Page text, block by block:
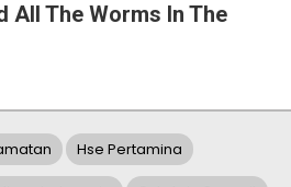
All The Worms In The
Hse Pertamina